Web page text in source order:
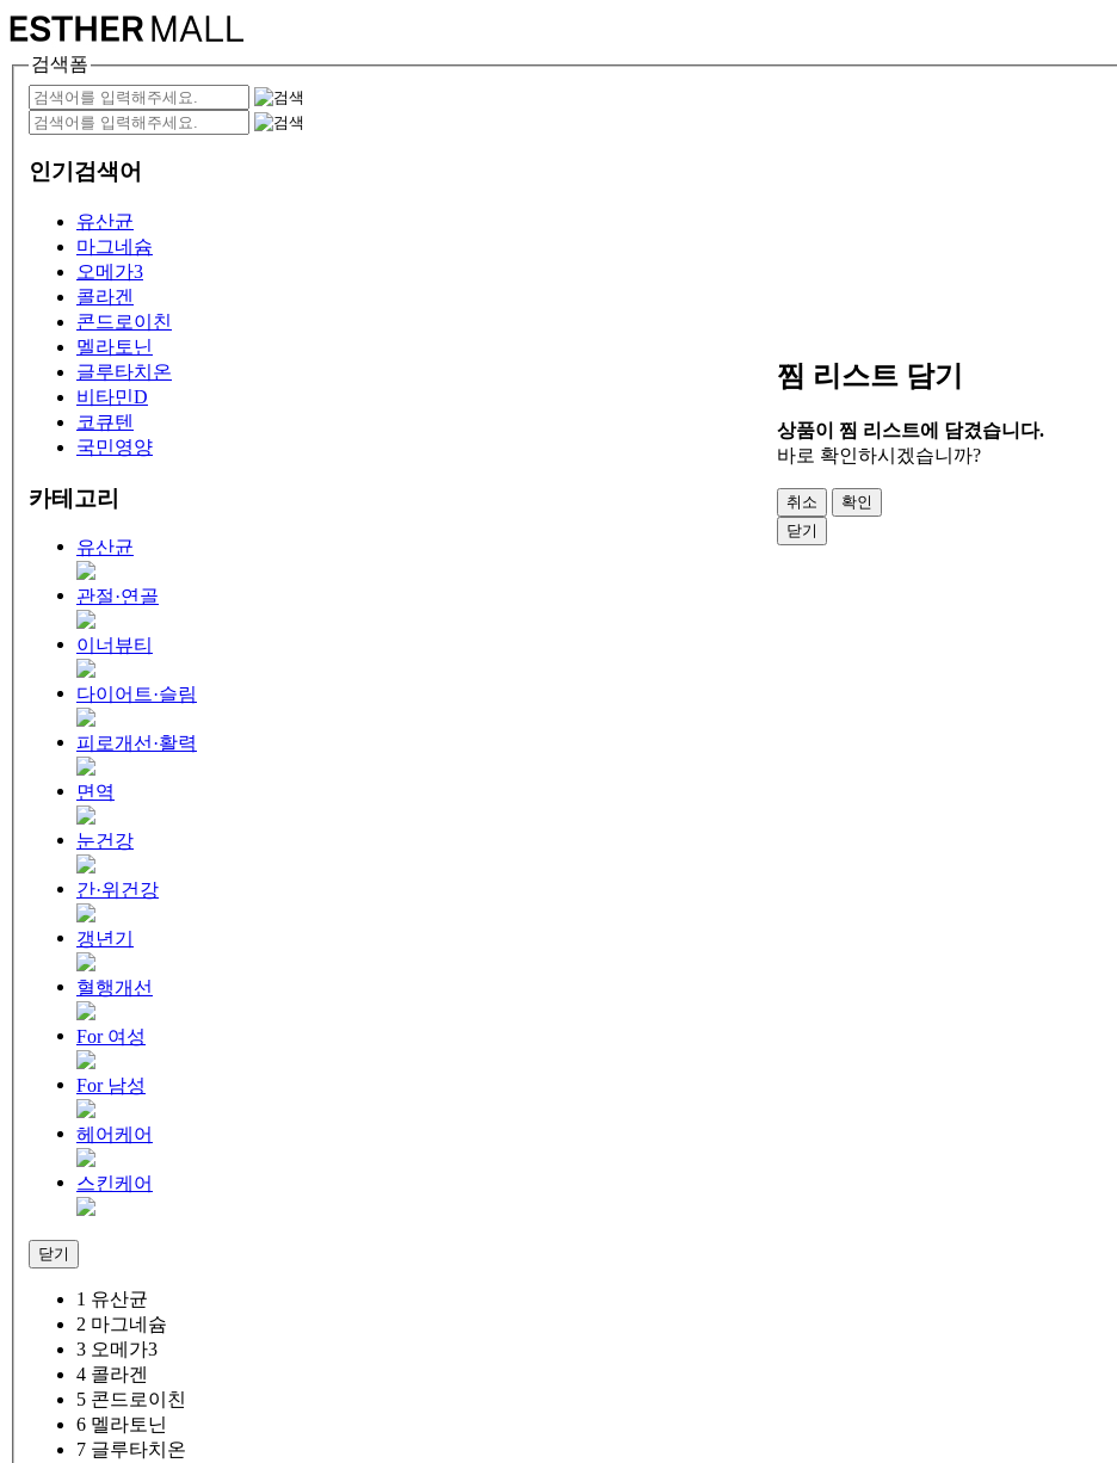
검색폼
인기검색어
유산균
마그네슘
오메가3
콜라겐
콘드로이친
멜라토닌
글루타치온
비타민D
코큐텐
국민영양
카테고리
유산균
관절·연골
이너뷰티
다이어트·슬림
피로개선·활력
면역
눈건강
간·위건강
갱년기
혈행개선
For 여성
For 남성
헤어케어
스킨케어
닫기
1 유산균
2 마그네슘
3 오메가3
4 콜라겐
5 콘드로이친
6 멜라토닌
7 글루타치온
찜 리스트 담기
상품이 찜 리스트에 담겼습니다.
바로 확인하시겠습니까?
취소
확인
닫기